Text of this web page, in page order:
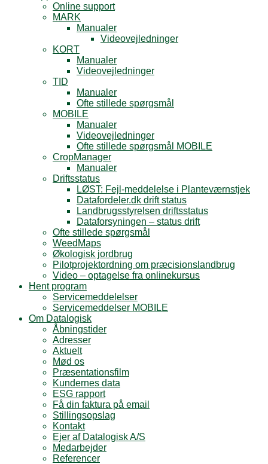
Online support
MARK
Manualer
Videovejledninger
KORT
Manualer
Videovejledninger
TID
Manualer
Ofte stillede spørgsmål
MOBILE
Manualer
Videovejledninger
Ofte stillede spørgsmål MOBILE
CropManager
Manualer
Driftsstatus
LØST: Fejl-meddelelse i Planteværnstjek
Datafordeler.dk drift status
Landbrugsstyrelsen driftsstatus
Dataforsyningen – status drift
Ofte stillede spørgsmål
WeedMaps
Økologisk jordbrug
Pilotprojektordning om præcisionslandbrug
Video – optagelse fra onlinekursus
Hent program
Servicemeddelelser
Servicemeddelser MOBILE
Om Datalogisk
Åbningstider
Adresser
Aktuelt
Mød os
Præsentationsfilm
Kundernes data
ESG rapport
Få din faktura på email
Stillingsopslag
Kontakt
Ejer af Datalogisk A/S
Medarbejder
Referencer